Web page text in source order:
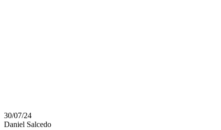
30/07/24
Daniel Salcedo